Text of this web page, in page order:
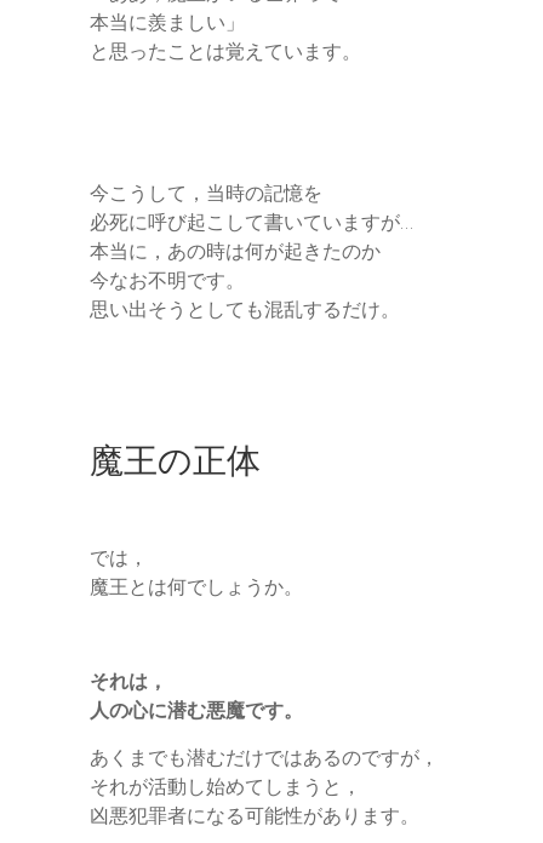
本当に羨ましい」
と思ったことは覚えています。
今こうして，当時の記憶を
必死に呼び起こして書いていますが…
本当に，あの時は何が起きたのか
今なお不明です。
思い出そうとしても混乱するだけ。
魔王の正体
では，
魔王とは何でしょうか。
それは，
人の心に潜む悪魔です。
あくまでも潜むだけではあるのですが，
それが活動し始めてしまうと，
凶悪犯罪者になる可能性があります。